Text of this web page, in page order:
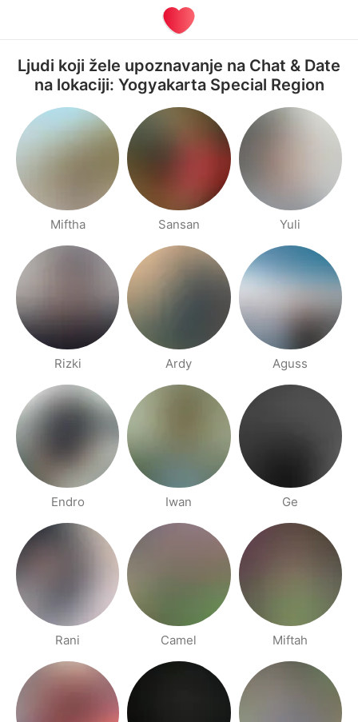
Ljudi koji žele upoznavanje na Chat & Date
na lokaciji: Yogyakarta Special Region
Miftha Sansan Yuli
Rizki Ardy Aguss
Endro Iwan Ge
Rani Camel Miftah